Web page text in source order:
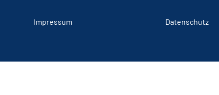
Impressum Datenschutz